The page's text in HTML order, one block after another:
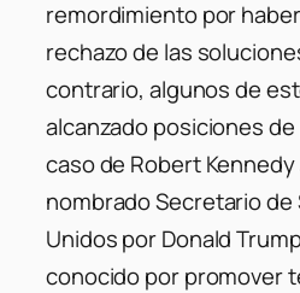
remordimiento por
rechazo de las
contrario, algunos de
alcanzado posiciones
caso de Robert
nombrado Secretario de
Unidos por Donald
conocido por promover